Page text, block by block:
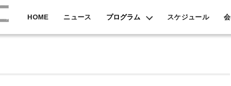
HOME
ニュース プログラム スケジュール